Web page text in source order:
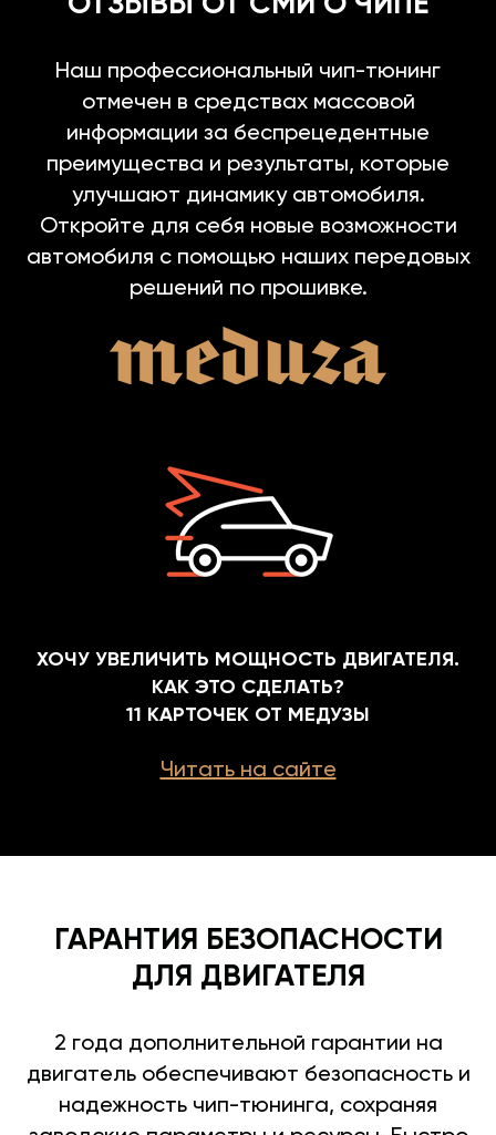
Наш профессиональный чип-тюнинг
отмечен в средствах массовой
информации за беспрецедентные
преимущества и результаты, которые
улучшают динамику автомобиля.
Откройте для себя новые возможности
автомобиля с помощью наших передовых
решений по прошивке.
ХОЧУ УВЕЛИЧИТЬ МОЩНОСТЬ ДВИГАТЕЛЯ.
КАК ЭТО СДЕЛАТЬ?
11 КАРТОЧЕК ОТ МЕДУЗЫ
Читать на сайте
ГАРАНТИЯ БЕЗОПАСНОСТИ
ДЛЯ ДВИГАТЕЛЯ
2 года дополнительной гарантии на
двигатель обеспечивают безопасность и
надежность чип-тюнинга, сохраняя